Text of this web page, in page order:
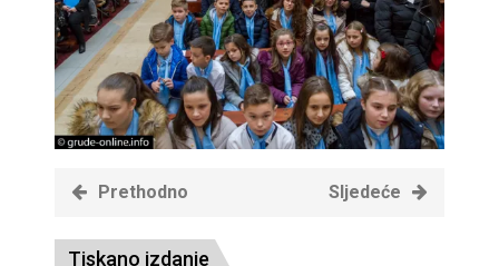
Prethodno Sljedeće
Tiskano izdanje